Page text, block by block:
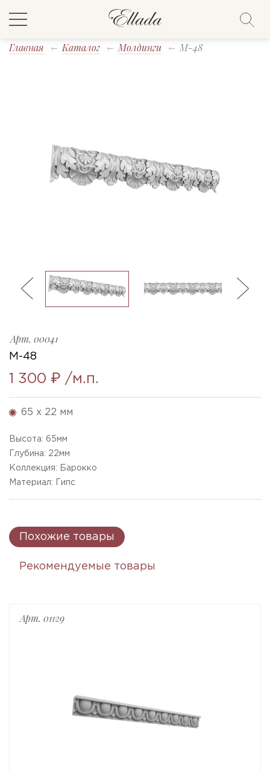
Главная Каталог Молдинги M-48
Арт. 00041
M-48
1 300 ₽ /м.п.
65 x 22 мм
Высота: 65мм
Глубина: 22мм
Коллекция: Барокко
Материал: Гипс
Похожие товары
Рекомендуемые товары
Арт. 01129